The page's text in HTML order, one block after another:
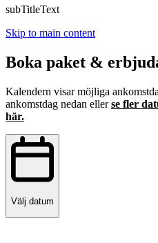
subTitleText
Skip to main content
Boka paket &
Kalendern visar möjliga
ankomstdag nedan ellerse fler
här.
Välj datum